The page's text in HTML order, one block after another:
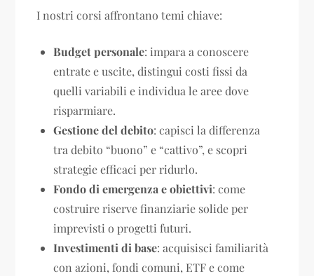
I nostri corsi affrontano temi chiave:
Budget personale: impara a conoscere
entrate e uscite, distingui costi fissi da
quelli variabili e individua le aree dove
risparmiare.
Gestione del debito: capisci la differenza
tra debito “buono” e “cattivo”, e scopri
strategie efficaci per ridurlo.
Fondo di emergenza e obiettivi: come
costruire riserve finanziarie solide per
imprevisti o progetti futuri.
Investimenti di base: acquisisci familiarità
con azioni, fondi comuni, ETF e come